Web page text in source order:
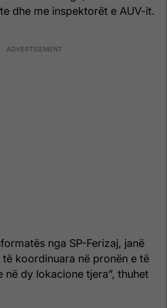
dhe me inspektorët e AUV-it.
nga SP-Ferizaj, janë
koordinuara në pronën e të
në dy lokacione tjera”, thuhet